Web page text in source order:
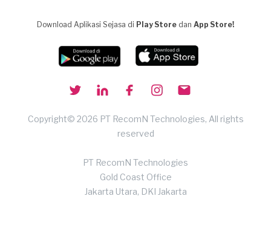
Download Aplikasi Sejasa di Play Store dan App Store!
Copyright© 2026 PT RecomN Technologies, All rights
reserved
PT RecomN Technologies
Gold Coast Office
Jakarta Utara, DKI Jakarta